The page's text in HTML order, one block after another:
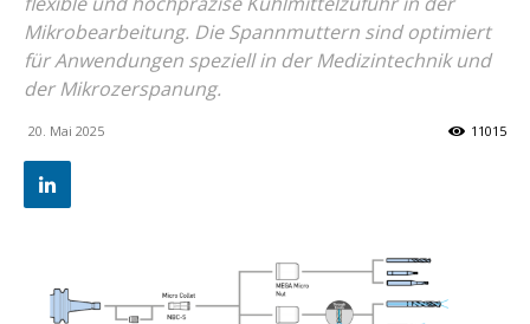
Mikrobearbeitung. Die Spannmuttern sind optimiert
für Anwendungen speziell in der Medizintechnik und
der Mikrozerspanung.
20. Mai 2025 11015